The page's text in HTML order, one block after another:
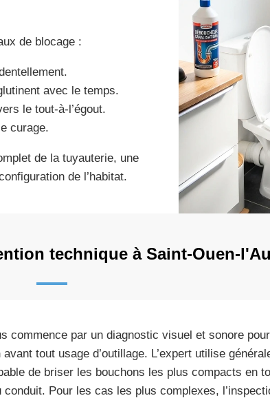
de blocage :
avec le temps.
le tout-à-l’égout.
curage.
de la tuyauterie, une
de l’habitat.
technique à Saint-Ouen-
commence par un diagnostic visuel et sonore
avant tout usage d’outillage. L’expert utilise
de briser les bouchons les plus compacts en
conduit. Pour les cas les plus complexes,